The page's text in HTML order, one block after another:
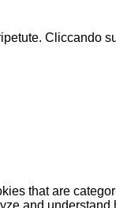
Cliccando
that are
and